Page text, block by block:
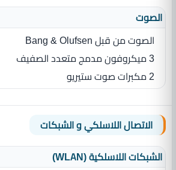
الصوت
الصوت من قبل Bang & Olufsen
3 ميكروفون مدمج متعدد الصفيف
2 مكبرات صوت ستيريو
الاتصال اللاسلكي و الشبكات
الشبكات اللاسلكية (WLAN)